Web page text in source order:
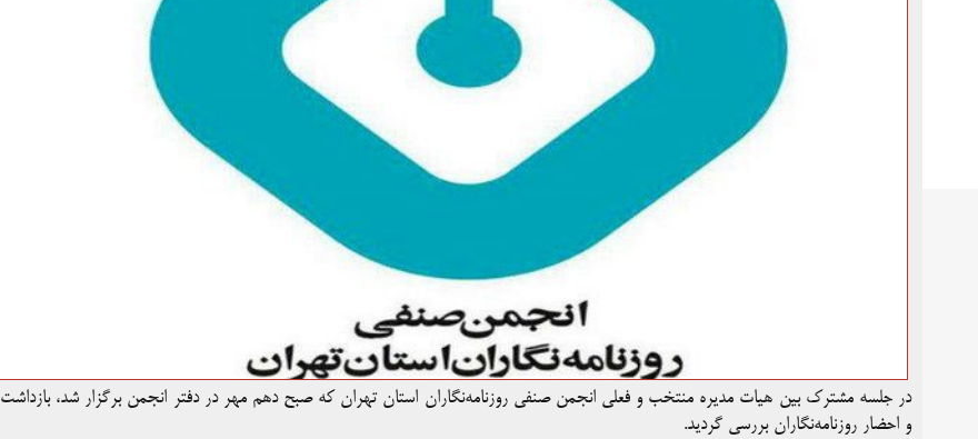
در جلسه مشترک بین هیات مدیره منتخب و فعلی انجمن صنفی روزنامه‌نگاران استان تهران که صبح دهم مهر در دفتر انجمن برگزار شد، بازداشت
و احضار روزنامه‌نگاران بررسی گردید.